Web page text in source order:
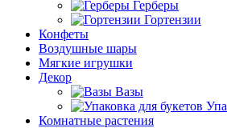
Герберы
Гортензии
Конфеты
Воздушные шары
Мягкие игрушки
Декор
Вазы
Комнатные растения